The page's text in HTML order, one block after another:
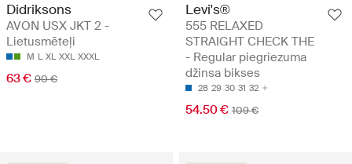
Didriksons
AVON USX JKT 2 -
Lietusmēteļi
M L XL XXL XXXL
63 € 90 €
Levi's®
555 RELAXED
STRAIGHT CHECK THE
- Regular piegriezuma
džinsa bikses
28 29 30 31 32
54.50 € 109 €